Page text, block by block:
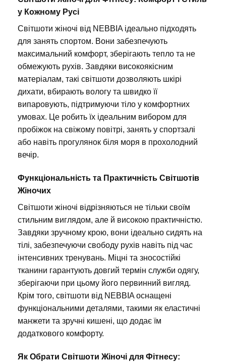
у Кожному Русі
Світшоти жіночі від NEBBIA ідеально підходять
для занять спортом. Вони забезпечують
максимальний комфорт, зберігають тепло та не
обмежують рухів. Завдяки високоякісним
матеріалам, такі світшоти дозволяють шкірі
дихати, вбирають вологу та швидко її
випаровують, підтримуючи тіло у комфортних
умовах. Це робить їх ідеальним вибором для
пробіжок на свіжому повітрі, занять у спортзалі
або навіть прогулянок біля моря в прохолодний
вечір.
Функціональність та Практичність Світшотів
Жіночих
Світшоти жіночі відрізняються не тільки своїм
стильним виглядом, але й високою практичністю.
Завдяки зручному крою, вони ідеально сидять на
тілі, забезпечуючи свободу рухів навіть під час
інтенсивних тренувань. Міцні та зносостійкі
тканини гарантують довгий термін служби одягу,
зберігаючи при цьому його первинний вигляд.
Крім того, світшоти від NEBBIA оснащені
функціональними деталями, такими як еластичні
манжети та зручні кишені, що додає їм
додаткового комфорту.
Як Обрати Світшоти Жіночі для Фітнесу: